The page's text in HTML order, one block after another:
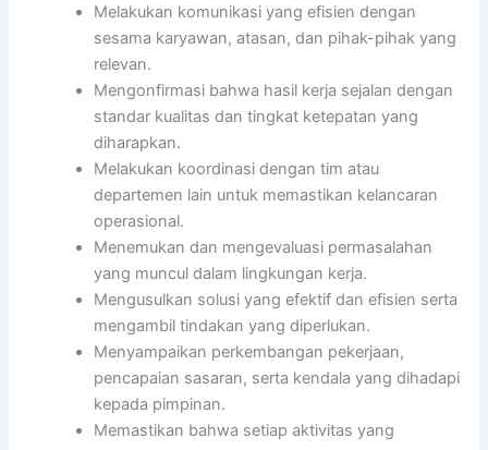
Melakukan komunikasi yang efisien dengan
sesama karyawan, atasan, dan pihak-pihak yang
relevan.
Mengonfirmasi bahwa hasil kerja sejalan dengan
standar kualitas dan tingkat ketepatan yang
diharapkan.
Melakukan koordinasi dengan tim atau
departemen lain untuk memastikan kelancaran
operasional.
Menemukan dan mengevaluasi permasalahan
yang muncul dalam lingkungan kerja.
Mengusulkan solusi yang efektif dan efisien serta
mengambil tindakan yang diperlukan.
Menyampaikan perkembangan pekerjaan,
pencapaian sasaran, serta kendala yang dihadapi
kepada pimpinan.
Memastikan bahwa setiap aktivitas yang